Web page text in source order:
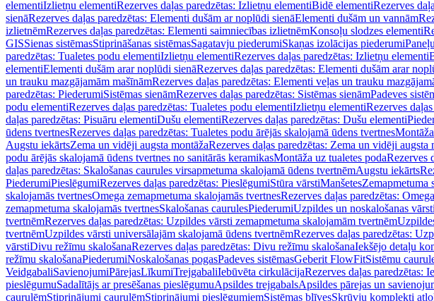
elementiIzlietņu elementiRezerves daļas paredzētas: Izlietņu elementiBidē elementiRezerves
sienāRezerves daļas paredzētas: Elementi dušām ar noplūdi sienāElementi dušām un vannām
izlietnēmRezerves daļas paredzētas: Elementi saimniecības izlietnēmKonsoļu slodzes elementi
GISSienas sistēmasStiprināšanas sistēmasSagatavju piederumiSkaņas izolācijas piederumi
paredzētas: Tualetes podu elementiIzlietņu elementiRezerves daļas paredzētas: Izlietņu elementi
elementiElementi dušām arar noplūdi sienāRezerves daļas paredzētas: Elementi dušām arar
un trauku mazgājamām mašīnāmRezerves daļas paredzētas: Elementi veļas un trauku
paredzētas: PiederumiSistēmas sienāmRezerves daļas paredzētas: Sistēmas sienāmPadeves
podu elementiRezerves daļas paredzētas: Tualetes podu elementiIzlietņu elementiRezerves
daļas paredzētas: Pisuāru elementiDušu elementiRezerves daļas paredzētas: Dušu elementi
ūdens tvertnesRezerves daļas paredzētas: Tualetes podu ārējās skalojamā ūdens tvertnes
Augstu iekārtsZema un vidēji augsta montāžaRezerves daļas paredzētas: Zema un vidēji augsta
podu ārējās skalojamā ūdens tvertnes no sanitārās keramikasMontāža uz tualetes podaRezerves
daļas paredzētas: Skalošanas caurules virsapmetuma skalojamā ūdens tvertnēmAugstu iekārts
PiederumiPieslēgumiRezerves daļas paredzētas: PieslēgumiStūra vārstiManšetesZemapmetuma
skalojamās tvertnesOmega zemapmetuma skalojamās tvertnesRezerves daļas paredzētas:
zemapmetuma skalojamās tvertnesSkalošanas caurulesPiederumiUzpildes un noskalošanas vārsti
tvertnēmRezerves daļas paredzētas: Uzpildes vārsti zemapmetuma skalojamām tvertnēm
tvertnēmUzpildes vārsti universālajām skalojamā ūdens tvertnēmRezerves daļas paredzētas:
vārstiDivu režīmu skalošanaRezerves daļas paredzētas: Divu režīmu skalošanaIekšējo detaļu
režīmu skalošanaPiederumiNoskalošanas pogasPadeves sistēmasGeberit FlowFitSistēmu
VeidgabaliSavienojumiPārejasLīkumiTrejgabaliIebūvēta cirkulācijaRezerves daļas paredzētas:
pieslēgumuSadalītājs ar presēšanas pieslēgumuApsildes trejgabalsApsildes pārejas un
caurulēmStiprinājumi caurulēmStiprinājumi pieslēgumiemSistēmas blīvesSkrūvju komplekti